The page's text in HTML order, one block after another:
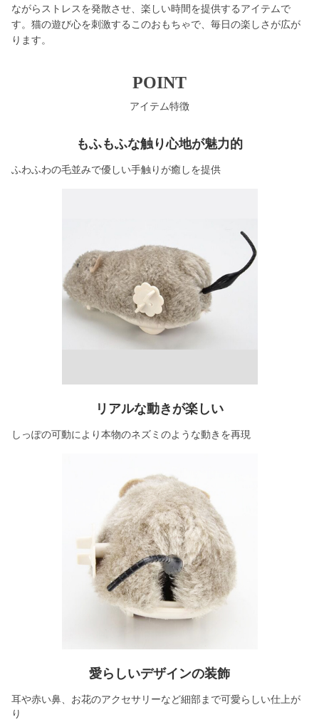
ながらストレスを発散させ、楽しい時間を提供するアイテムで
す。猫の遊び心を刺激するこのおもちゃで、毎日の楽しさが広が
ります。
POINT
アイテム特徴
もふもふな触り心地が魅力的
ふわふわの毛並みで優しい手触りが癒しを提供
リアルな動きが楽しい
しっぽの可動により本物のネズミのような動きを再現
愛らしいデザインの装飾
耳や赤い鼻、お花のアクセサリーなど細部まで可愛らしい仕上が
り